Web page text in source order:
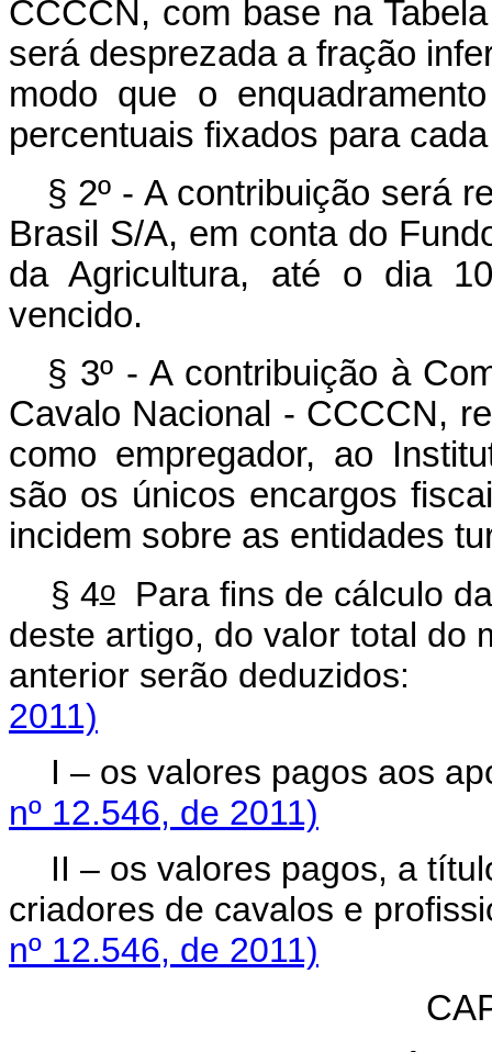
CCCCN, com base na
será desprezada a fração
modo que o
percentuais fixados para
§ 2º - A contribuição será
Brasil S/A, em conta do
da Agricultura, até o dia
vencido.
§ 3º - A contribuição à
Cavalo Nacional - CCCCN,
como empregador, ao
são os únicos encargos
incidem sobre as entidades
§ 4oPara fins de cálculo
deste artigo, do valor total do
anterior serão deduzidos:
2011)
I – os valores pagos aos
nº 12.546, de 2011)
II – os valores pagos, a
criadores de cavalos e
nº 12.546, de 2011)